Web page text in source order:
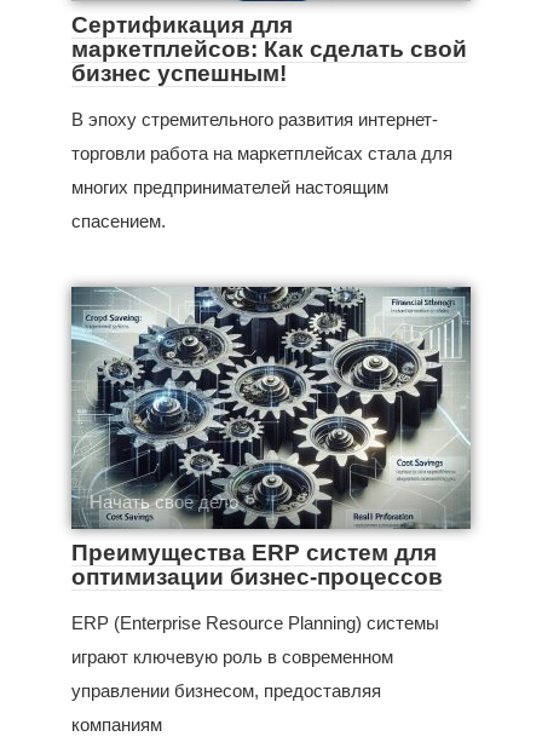
Сертификация для
маркетплейсов: Как сделать свой
бизнес успешным!
В эпоху стремительного развития интернет-
торговли работа на маркетплейсах стала для
многих предпринимателей настоящим
спасением.
Начать свое дело
Преимущества ERP систем для
оптимизации бизнес-процессов
ERP (Enterprise Resource Planning) системы
играют ключевую роль в современном
управлении бизнесом, предоставляя
компаниям